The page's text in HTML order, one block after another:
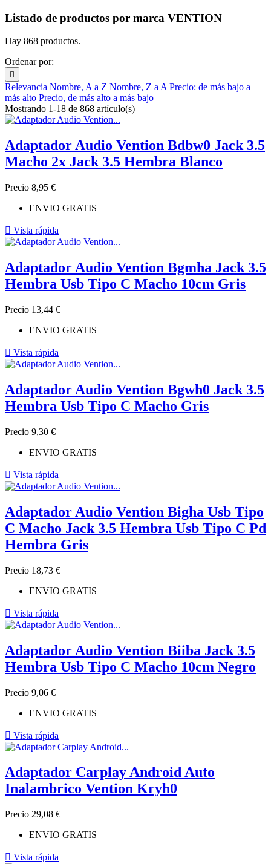
Listado de productos por marca VENTION
Hay 868 productos.
Ordenar por:

Relevancia Nombre, A a Z Nombre, Z a APrecio: de más bajo a
más alto Precio, de más alto a más bajo
Mostrando 1-18 de 868 artículo(s)
Adaptador Audio Vention Bdbw0 Jack 3.5
Macho 2x Jack 3.5 Hembra Blanco
Precio 8,95 €
ENVIO GRATIS
 Vista rápida
Adaptador Audio Vention Bgmha Jack 3.5
Hembra Usb Tipo C Macho 10cm Gris
Precio 13,44 €
ENVIO GRATIS
 Vista rápida
Adaptador Audio Vention Bgwh0 Jack 3.5
Hembra Usb Tipo C Macho Gris
Precio 9,30 €
ENVIO GRATIS
 Vista rápida
Adaptador Audio Vention Bigha Usb Tipo
C Macho Jack 3.5 Hembra Usb Tipo C Pd
Hembra Gris
Precio 18,73 €
ENVIO GRATIS
 Vista rápida
Adaptador Audio Vention Biiba Jack 3.5
Hembra Usb Tipo C Macho 10cm Negro
Precio 9,06 €
ENVIO GRATIS
 Vista rápida
Adaptador Carplay Android Auto
Inalambrico Vention Kryh0
Precio 29,08 €
ENVIO GRATIS
 Vista rápida